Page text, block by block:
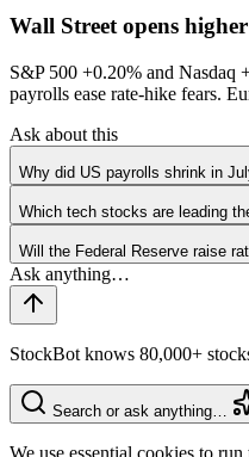
Wall Street opens
S&P 500 +0.20% and Nasdaq
payrolls ease rate-hike fears.
Ask about this
Why did US payrolls shrink in
Which tech stocks are leading
Will the Federal Reserve raise
StockBot knows 80,000+
Search or ask anything…
We use essential cookies to